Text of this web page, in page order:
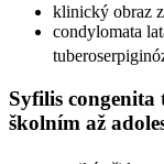
klinický obraz
condylomata
Syfilis congenita
školním až